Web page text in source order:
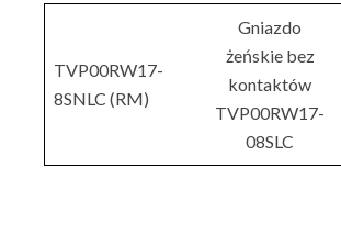
TVP00RW17-
8SNLC (RM)
Gniazdo
żeńskie bez
kontaktów
TVP00RW17-
08SLC